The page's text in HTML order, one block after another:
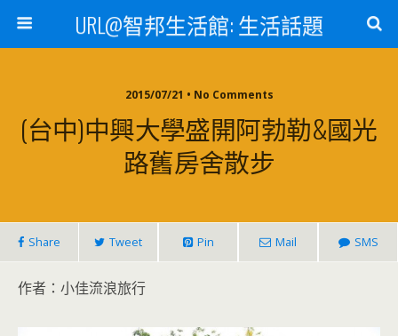
URL@智邦生活館: 生活話題
2015/07/21 • No Comments
(台中)中興大學盛開阿勃勒&國光
路舊房舍散步
Share Tweet Pin Mail SMS
作者：小佳流浪旅行